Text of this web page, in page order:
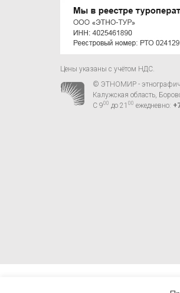
Цены указаны с учётом НДС.
© ЭТНОМИР -
Калужская область,
С 900 до 21 00 ежедневно: